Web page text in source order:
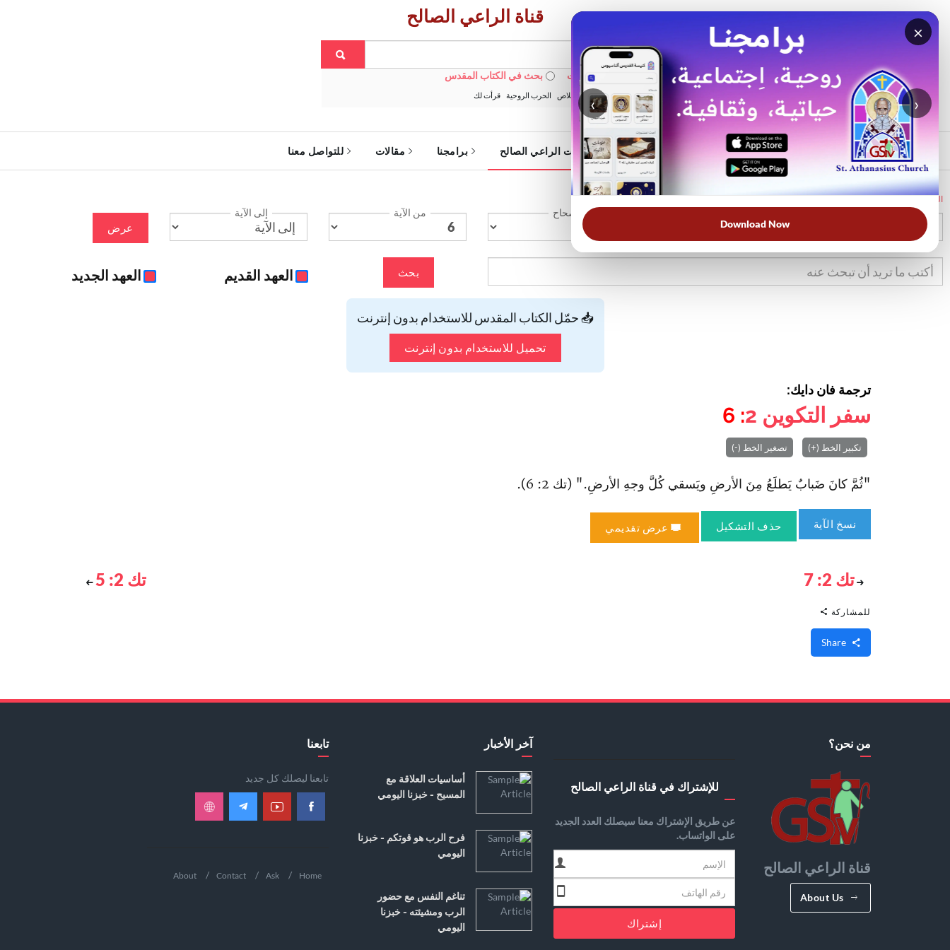
×
‹ ›
Download Now
قناة الراعي الصالح
بحث في الويبسايت بحث في الكتاب المقدس
الأكثر بحثًا: خبزنا اليومي الخلاص الحرب الروحية قرأت لك
الرئيسية خدمات الراعي الصالح برامجنا مقالات للتواصل معنا
الرئيسية
الإصحاح من الآية إلى الآية
عرض
بحث العهد القديم العهد الجديد
📥 حمّل الكتاب المقدس للاستخدام بدون إنترنت
تحميل للاستخدام بدون إنترنت
ترجمة فان دايك:
سفر التكوين 2
: 6
تكبير الخط (+) تصغير الخط (-)
"ثُمَّ كانَ ضَبابٌ يَطلَعُ مِنَ الأرضِ ويَسقي كُلَّ وجهِ الأرضِ." (تك 2: 6).
نسخ الآية حذف التشكيل عرض تقديمي
تك 2: 7 تك 2: 5
للمشاركة
من نحن؟
قناة الراعي الصالح
About Us
للإشتراك في قناة الراعي الصالح
عن طريق الإشتراك معنا سيصلك العدد الجديد
على الواتساب.
إشتراك
آخر الأخبار
أساسيات العلاقة مع
المسيح - خبزنا اليومي
فرح الرب هو قوتكم - خبزنا
اليومي
تناغم النفس مع حضور
الرب ومشيئته - خبزنا
اليومي
تابعنا
تابعنا ليصلك كل جديد
Home
Ask
Contact
About